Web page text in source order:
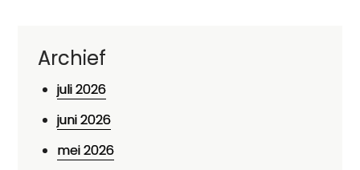
Archief
juli 2026
juni 2026
mei 2026